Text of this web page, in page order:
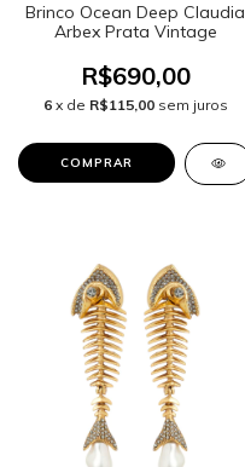
Brinco Ocean Deep Claudia
Arbex Prata Vintage
R$690,00
6 x de R$115,00 sem juros